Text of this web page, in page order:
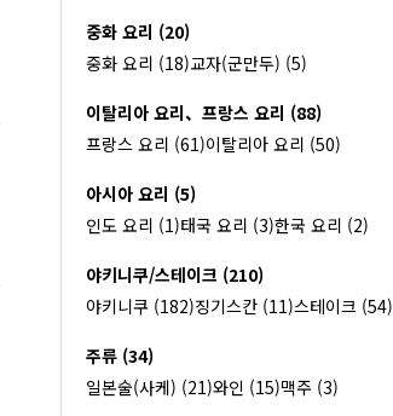
중화 요리 (20)
중화 요리 (18)교자(군만두) (5)
이탈리아 요리、프랑스 요리 (88)
프랑스 요리 (61)이탈리아 요리 (50)
아시아 요리 (5)
인도 요리 (1)태국 요리 (3)한국 요리 (2)
야키니쿠/스테이크 (210)
야키니쿠 (182)징기스칸 (11)스테이크 (54)
주류 (34)
일본술(사케) (21)와인 (15)맥주 (3)